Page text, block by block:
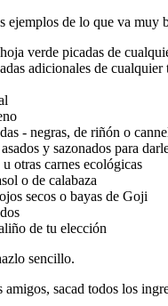
ejemplos de lo que va muy
verde picadas de
adicionales de
- negras, de riñón o
y sazonados para
otras carnes ecológicas
o de calabaza
secos o bayas de Goji
de tu elección
sencillo.
sacad todos los